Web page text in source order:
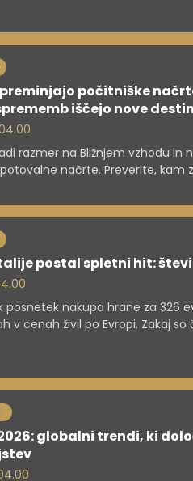
počitniške
iščejo nove
razmer na Bližnjem vzhodu in
načrte. Preverite, kam
ali odpovedih aranžmajev.
postal spletni hit:
posnetek nakupa hrane za 326
v cenah živil po Evropi. Zakaj
globalni trendi, ki